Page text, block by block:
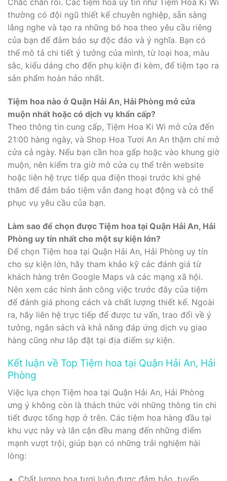
thường có đội ngũ thiết kế chuyên nghiệp, sẵn sàng
lắng nghe và tạo ra những bó hoa theo yêu cầu riêng
của bạn để đảm bảo sự độc đáo và ý nghĩa. Bạn có
thể mô tả chi tiết ý tưởng của mình, từ loại hoa, màu
sắc, kiểu dáng cho đến phụ kiện đi kèm, để tiệm tạo ra
sản phẩm hoàn hảo nhất.
Tiệm hoa nào ở Quận Hải An, Hải Phòng mở cửa
muộn nhất hoặc có dịch vụ khẩn cấp?
Theo thông tin cung cấp, Tiệm Hoa Ki Wi mở cửa đến
21:00 hàng ngày, và Shop Hoa Tươi An An thậm chí mở
cửa cả ngày. Nếu bạn cần hoa gấp hoặc vào khung giờ
muộn, nên kiểm tra giờ mở cửa cụ thể trên website
hoặc liên hệ trực tiếp qua điện thoại trước khi ghé
thăm để đảm bảo tiệm vẫn đang hoạt động và có thể
phục vụ yêu cầu của bạn.
Làm sao để chọn được Tiệm hoa tại Quận Hải An, Hải
Phòng uy tín nhất cho một sự kiện lớn?
Để chọn Tiệm hoa tại Quận Hải An, Hải Phòng uy tín
cho sự kiện lớn, hãy tham khảo kỹ các đánh giá từ
khách hàng trên Google Maps và các mạng xã hội.
Nên xem các hình ảnh công việc trước đây của tiệm
để đánh giá phong cách và chất lượng thiết kế. Ngoài
ra, hãy liên hệ trực tiếp để được tư vấn, trao đổi về ý
tưởng, ngân sách và khả năng đáp ứng dịch vụ giao
hàng cũng như lắp đặt tại địa điểm sự kiện.
Kết luận về Top Tiệm hoa tại Quận Hải An, Hải
Phòng
Việc lựa chọn Tiệm hoa tại Quận Hải An, Hải Phòng
ưng ý không còn là thách thức với những thông tin chi
tiết được tổng hợp ở trên. Các tiệm hoa hàng đầu tại
khu vực này và lân cận đều mang đến những điểm
mạnh vượt trội, giúp bạn có những trải nghiệm hài
lòng:
Chất lượng hoa tươi luôn được đảm bảo, tuyển